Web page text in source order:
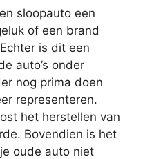
sloopauto een
of een brand
is dit een
auto’s onder
nog prima doen
representeren.
het herstellen van
Bovendien is het
oude auto niet